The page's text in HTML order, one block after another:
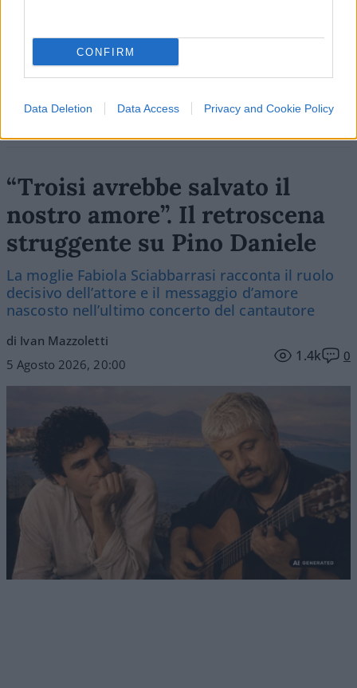
CONFIRM
Data Deletion Data Access Privacy and Cookie Policy
“Troisi avrebbe salvato il
nostro amore”. Il retroscena
struggente su Pino Daniele
La moglie Fabiola Sciabbarrasi racconta il ruolo
decisivo dell’attore e il messaggio d’amore
nascosto nell’ultimo concerto del cantautore
di Ivan Mazzoletti
5 Agosto 2026, 20:00
1.4k 0